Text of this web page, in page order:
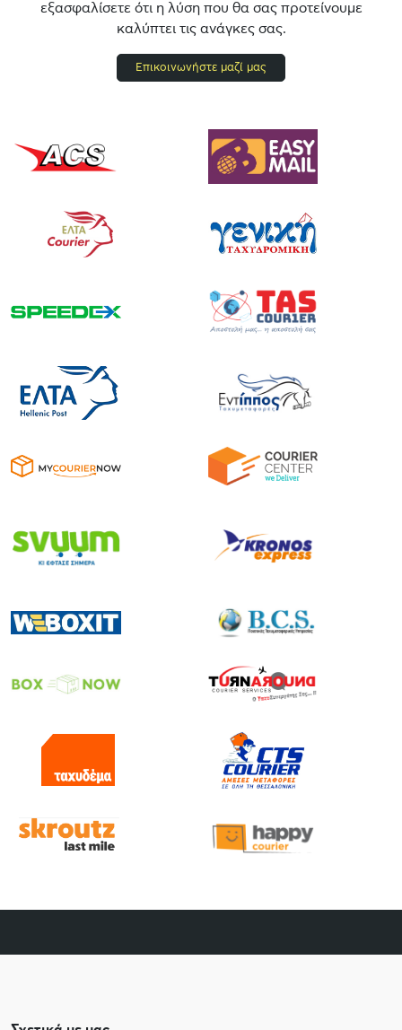
εξασφαλίσετε ότι η λύση που θα σας προτείνουμε
καλύπτει τις ανάγκες σας.
Επικοινωνήστε μαζί μας